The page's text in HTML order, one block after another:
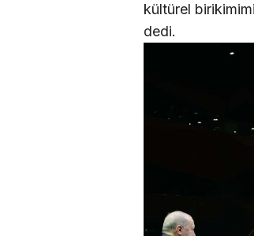
kültürel
dedi.